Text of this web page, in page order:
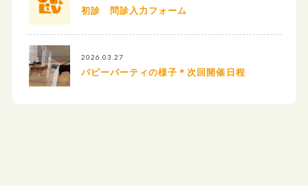
初診 問診入力フォーム
2026.03.27
パピーパーティの様子＊次回開催日程